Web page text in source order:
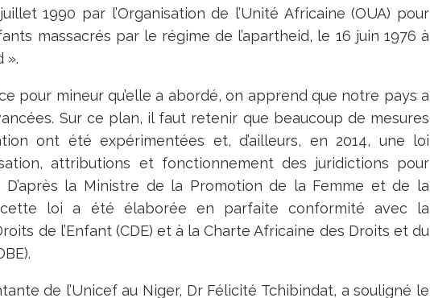
1990 par l’Organisation de l’Unité Africaine (OUA) pour
massacrés par le régime de l’apartheid, le 16 juin 1976 à
».
pour mineur qu’elle a abordé, on apprend que notre pays a
Sur ce plan, il faut retenir que beaucoup de mesures
ont été expérimentées et, d’ailleurs, en 2014, une loi
attributions et fonctionnement des juridictions pour
la Ministre de la Promotion de la Femme et de la
cette loi a été élaborée en parfaite conformité avec la
de l’Enfant (CDE) et à la Charte Africaine des Droits et du
de l’Unicef au Niger, Dr Félicité Tchibindat, a souligné le